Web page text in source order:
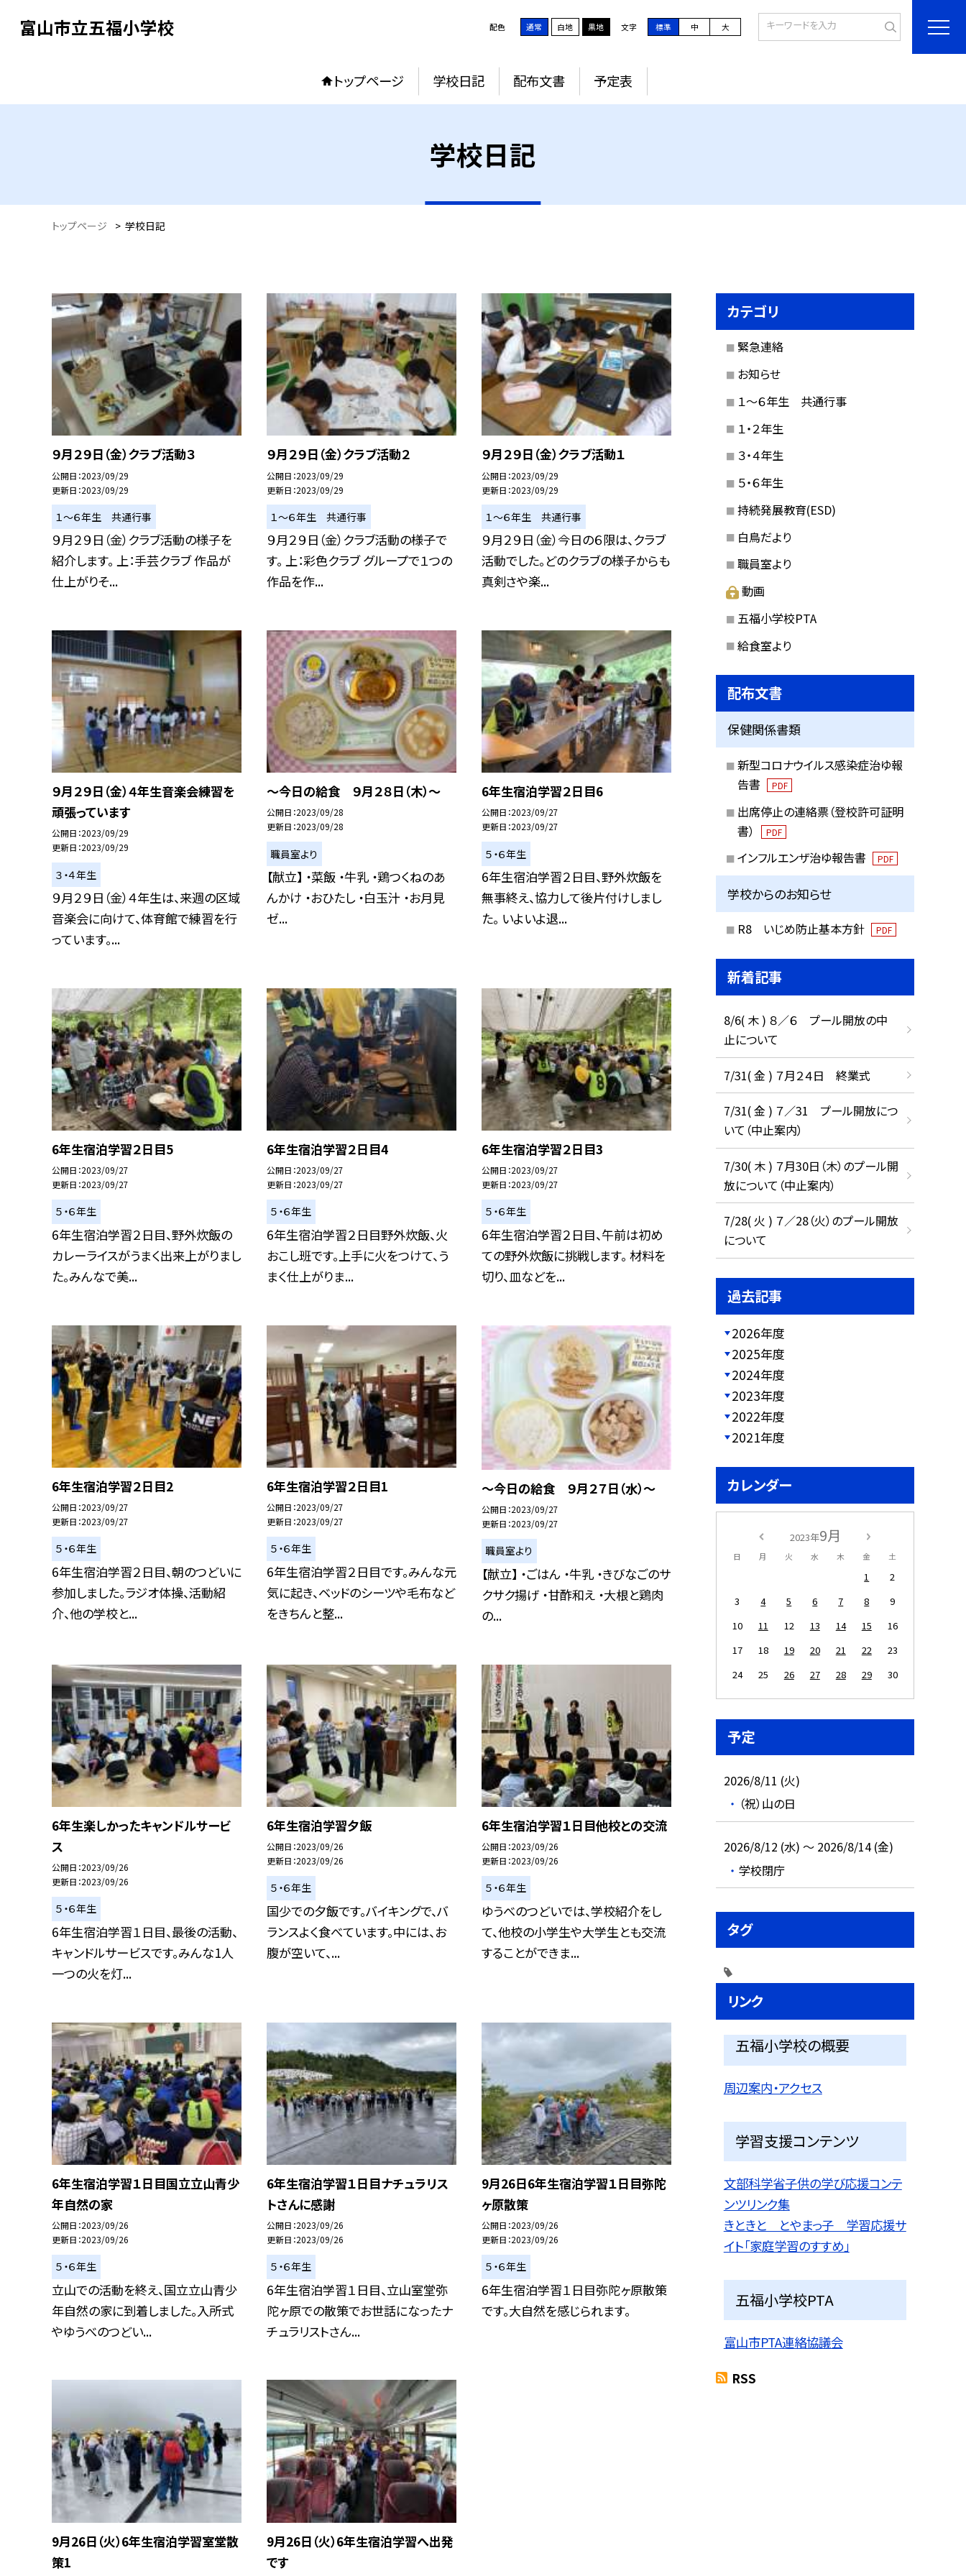
富山市立五福小学校 配色 通常 白地 黒地 文字 標準 中 大
トップページ 学校日記 配布文書 予定表
学校日記
トップページ > 学校日記
９月２９日（金）クラブ活動３
公開日 2023/09/29
更新日 2023/09/29
１〜６年生 共通行事
９月２９日（金）クラブ活動の様子を
紹介します。 上：手芸クラブ 作品が
仕上がりそ...
９月２９日（金）クラブ活動２
公開日 2023/09/29
更新日 2023/09/29
１〜６年生 共通行事
９月２９日（金）クラブ活動の様子で
す。 上：彩色クラブ グループで１つの
作品を作...
９月２９日（金）クラブ活動１
公開日 2023/09/29
更新日 2023/09/29
１〜６年生 共通行事
９月２９日（金）今日の６限は、クラブ
活動でした。どのクラブの様子からも
真剣さや楽...
９月２９日（金）４年生音楽会練習を
頑張っています
公開日 2023/09/29
更新日 2023/09/29
３・４年生
９月２９日（金）４年生は、来週の区域
音楽会に向けて、体育館で練習を行
っています。...
〜今日の給食 ９月２８日（木）〜
公開日 2023/09/28
更新日 2023/09/28
職員室より
【献立】 ・菜飯 ・牛乳 ・鶏つくねのあ
んかけ ・おひたし ・白玉汁 ・お月見
ゼ...
6年生宿泊学習２日目6
公開日 2023/09/27
更新日 2023/09/27
５・６年生
6年生宿泊学習２日目、野外炊飯を
無事終え、協力して後片付けしまし
た。 いよいよ退...
6年生宿泊学習２日目5
公開日 2023/09/27
更新日 2023/09/27
５・６年生
6年生宿泊学習２日目、野外炊飯の
カレーライスがうまく出来上がりまし
た。みんなで美...
6年生宿泊学習２日目4
公開日 2023/09/27
更新日 2023/09/27
５・６年生
6年生宿泊学習２日目野外炊飯、火
おこし班です。上手に火をつけて、う
まく仕上がりま...
6年生宿泊学習２日目3
公開日 2023/09/27
更新日 2023/09/27
５・６年生
6年生宿泊学習２日目、午前は初め
ての野外炊飯に挑戦します。 材料を
切り、皿などを...
6年生宿泊学習２日目2
公開日 2023/09/27
更新日 2023/09/27
５・６年生
6年生宿泊学習２日目、朝のつどいに
参加しました。ラジオ体操、活動紹
介、他の学校と...
6年生宿泊学習２日目1
公開日 2023/09/27
更新日 2023/09/27
５・６年生
6年生宿泊学習２日目です。みんな元
気に起き、ベッドのシーツや毛布など
をきちんと整...
〜今日の給食 ９月２７日（水）〜
公開日 2023/09/27
更新日 2023/09/27
職員室より
【献立】 ・ごはん ・牛乳 ・きびなごのサ
クサク揚げ ・甘酢和え ・大根と鶏肉
の...
6年生楽しかったキャンドルサービ
ス
公開日 2023/09/26
更新日 2023/09/26
５・６年生
6年生宿泊学習１日目、最後の活動、
キャンドルサービスです。みんな1人
一つの火を灯...
6年生宿泊学習夕飯
公開日 2023/09/26
更新日 2023/09/26
５・６年生
国少での夕飯です。バイキングで、バ
ランスよく食べています。中には、お
腹が空いて、...
6年生宿泊学習１日目他校との交流
公開日 2023/09/26
更新日 2023/09/26
５・６年生
ゆうべのつどいでは、学校紹介をし
て、他校の小学生や大学生とも交流
することができま...
6年生宿泊学習１日目国立立山青少
年自然の家
公開日 2023/09/26
更新日 2023/09/26
５・６年生
立山での活動を終え、国立立山青少
年自然の家に到着しました。入所式
やゆうべのつどい...
6年生宿泊学習１日目ナチュラリス
トさんに感謝
公開日 2023/09/26
更新日 2023/09/26
５・６年生
6年生宿泊学習１日目、立山室堂弥
陀ヶ原での散策でお世話になったナ
チュラリストさん...
9月26日6年生宿泊学習１日目弥陀
ヶ原散策
公開日 2023/09/26
更新日 2023/09/26
５・６年生
6年生宿泊学習１日目弥陀ヶ原散策
です。大自然を感じられます。
9月26日（火）6年生宿泊学習室堂散
策1
9月26日（火）6年生宿泊学習へ出発
です
カテゴリ
緊急連絡
お知らせ
１〜６年生 共通行事
１・２年生
３・４年生
５・６年生
持続発展教育(ESD)
白鳥だより
職員室より
動画
五福小学校PTA
給食室より
配布文書
保健関係書類
新型コロナウイルス感染症治ゆ報
告書
PDF
出席停止の連絡票（登校許可証明
書）
PDF
インフルエンザ治ゆ報告書 PDF
学校からのお知らせ
R8 いじめ防止基本方針 PDF
新着記事
8/6( 木 ) ８／６ プール開放の中
止について
7/31( 金 ) ７月２４日 終業式
7/31( 金 ) ７／31 プール開放につ
いて（中止案内）
7/30( 木 ) ７月30日（木）のプール開
放について（中止案内）
7/28( 火 ) ７／28（火）のプール開放
について
過去記事
2026年度
2025年度
2024年度
2023年度
2022年度
2021年度
カレンダー
2023年9月
日 月 火 水 木 金 土
1
2
3
4 5 6 7 8
9
10
11 12 13 14 15
16
17
18 19 20 21 22
23
24
25 26 27 28 29 30
予定
2026/8/11 (火)
（祝）山の日
2026/8/12 (水) ～ 2026/8/14 (金)
学校閉庁
タグ
リンク
五福小学校の概要
周辺案内・アクセス
学習支援コンテンツ
文部科学省子供の学び応援コンテ
ンツリンク集
きときと とやまっ子 学習応援サ
イト「家庭学習のすすめ」
五福小学校PTA
富山市PTA連絡協議会
RSS